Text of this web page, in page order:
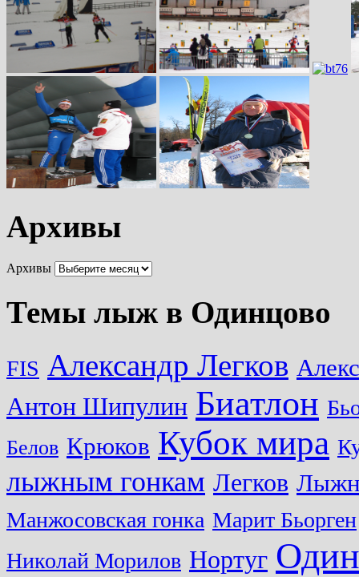
Архивы
Архивы
Темы лыж в Одинцово
FIS Александр Легков
Антон Шипулин Биатлон
Белов Крюков Кубок мира
лыжным гонкам Легков
Манжосовская гонка Марит Бьорген
Николай Морилов Нортуг